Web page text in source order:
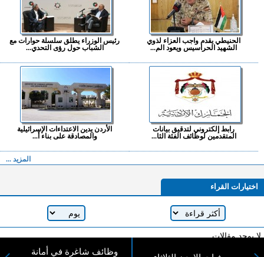
الحنيطي يقدم واجب العزاء لذوي
الشهيد الحراسيس ويعود الم...
رئيس الوزراء يطلق سلسلة حوارات مع
الشباب حول رؤى التحدي...
رابط إلكتروني لتدقيق بيانات
المتقدمين لوظائف الفئة الثا...
الأردن يدين الاعتداءات الإسرائيلية
والمصادقة على بناء أ...
المزيد ...
اختيارات القراء
لا يوجد مقالات
وظائف شاغرة في أمانة